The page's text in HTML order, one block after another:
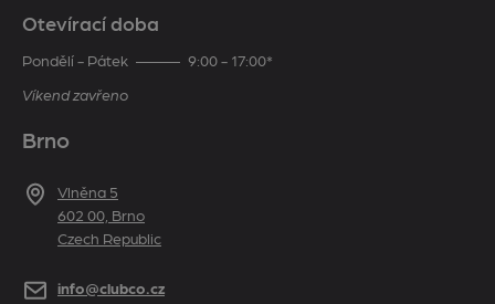
Otevírací doba
Pondělí - Pátek
9:00 - 17:00*
Víkend zavřeno
Brno
AdresaVlněna 5
602 00, Brno
Czech Republic
E-mailinfo@clubco.cz